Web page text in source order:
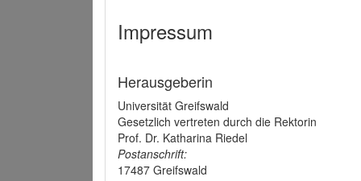
Impressum
Herausgeberin
Universität Greifswald
Gesetzlich vertreten durch die Rektorin
Prof. Dr. Katharina Riedel
Postanschrift:
17487 Greifswald